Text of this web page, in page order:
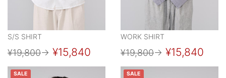
S/S SHIRT
¥19,800→ ¥15,840
WORK SHIRT
¥19,800→ ¥15,840
SALE SALE